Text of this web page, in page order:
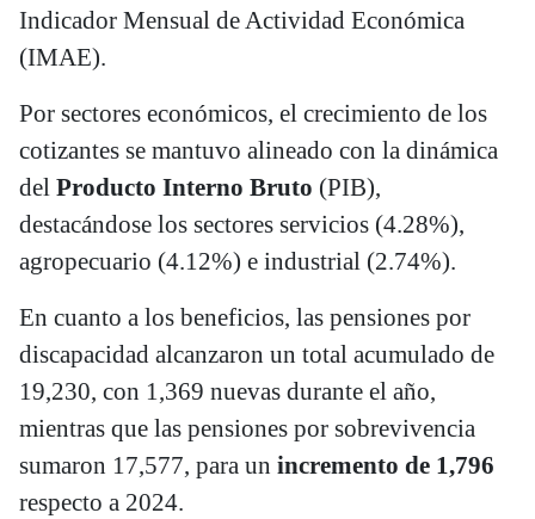
Indicador Mensual de Actividad Económica
(IMAE).
Por sectores económicos, el crecimiento de los
cotizantes se mantuvo alineado con la dinámica
del Producto Interno Bruto (PIB),
destacándose los sectores servicios (4.28%),
agropecuario (4.12%) e industrial (2.74%).
En cuanto a los beneficios, las pensiones por
discapacidad alcanzaron un total acumulado de
19,230, con 1,369 nuevas durante el año,
mientras que las pensiones por sobrevivencia
sumaron 17,577, para un incremento de 1,796
respecto a 2024.